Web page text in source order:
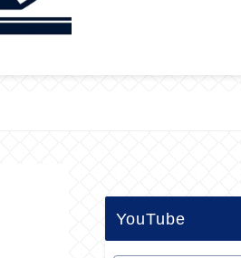
YouTube